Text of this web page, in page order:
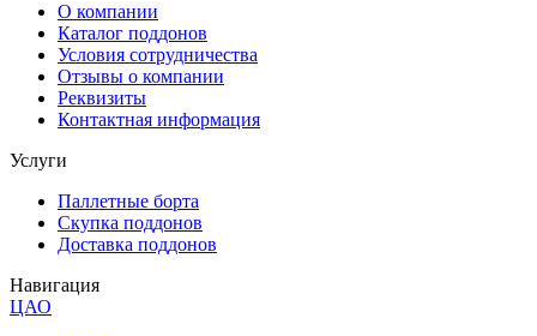
О компании
Каталог поддонов
Условия сотрудничества
Отзывы о компании
Реквизиты
Контактная информация
Услуги
Паллетные борта
Скупка поддонов
Доставка поддонов
Навигация
ЦАО